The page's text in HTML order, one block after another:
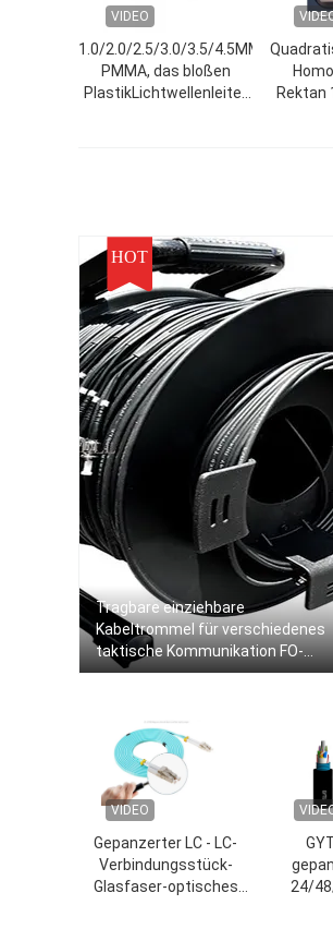
VIDEO
1.0/2.0/2.5/3.0/3.5/4.5MM
PMMA, das bloßen
PlastikLichtwellenleiter
Rektan
HOT
Tragbare einziehbare
Kabeltrommel für verschiedenes
taktische Kommunikation FO-
Kabel
VIDEO
Gepanzerter LC - LC-
Verbindungsstück-
Glasfaser-optisches
24/